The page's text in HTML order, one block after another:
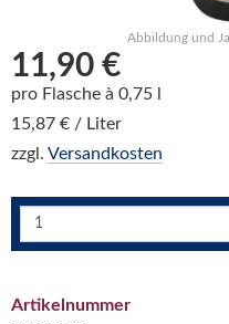
Abbildung und
11,90 €
pro Flasche à 0,75 l
15,87 € / Liter
zzgl. Versandkosten
Artikelnummer